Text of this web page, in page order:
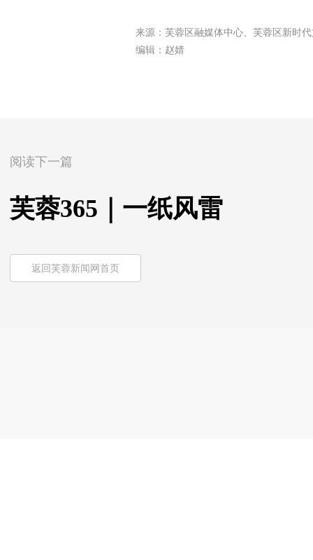
来源：芙蓉区融媒体中心、芙蓉区新时
编辑：赵婧
阅读下一篇
芙蓉365｜一纸风雷
返回芙蓉新闻网首页